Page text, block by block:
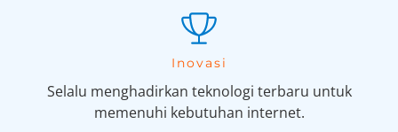
Inovasi
Selalu menghadirkan teknologi terbaru untuk
memenuhi kebutuhan internet.